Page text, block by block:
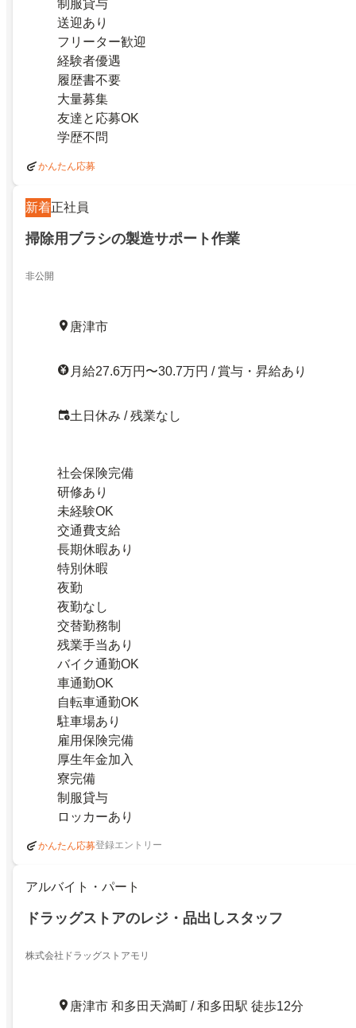
制服貸与
送迎あり
フリーター歓迎
経験者優遇
履歴書不要
大量募集
友達と応募OK
学歴不問
かんたん応募
新着正社員
掃除用ブラシの製造サポート作業
非公開
唐津市
月給27.6万円〜30.7万円 / 賞与・昇給あり
土日休み / 残業なし
社会保険完備
研修あり
未経験OK
交通費支給
長期休暇あり
特別休暇
夜勤
夜勤なし
交替勤務制
残業手当あり
バイク通勤OK
車通勤OK
自転車通勤OK
駐車場あり
雇用保険完備
厚生年金加入
寮完備
制服貸与
ロッカーあり
かんたん応募登録エントリー
アルバイト・パート
ドラッグストアのレジ・品出しスタッフ
株式会社ドラッグストアモリ
唐津市 和多田天満町 / 和多田駅 徒歩12分